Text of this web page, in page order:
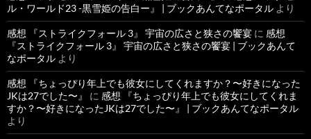
ル・ワールド23 -黒雪姫の告白ー』 | ブックあんてなポータル より
感想 『ストライクフォール 3』 宇宙の広さと狭さの饗宴 に 感想
『ストライクフォール 3』 宇宙の広さと狭さの饗宴 | ブックあんて
なポータル より
感想 『ちょっぴり年上でも彼女にしてくれますか？〜好きになった
JKは27でした〜』
に 感想 『ちょっぴり年上でも彼女にしてくれま
すか？〜好きになったJKは27でした〜』 | ブックあんてなポータル
より